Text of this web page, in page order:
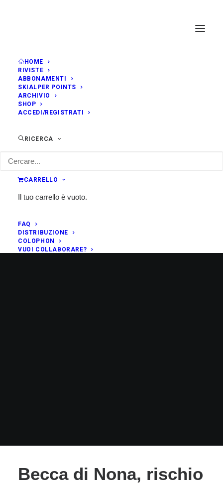
HOME
RIVISTE
ABBONAMENTI
SKIALPER POINTS
ARCHIVIO
SHOP
ACCEDI/REGISTRATI
RICERCA
CARRELLO
Il tuo carrello è vuoto.
FAQ
DISTRIBUZIONE
COLOPHON
VUOI COLLABORARE?
Becca di Nona, rischio